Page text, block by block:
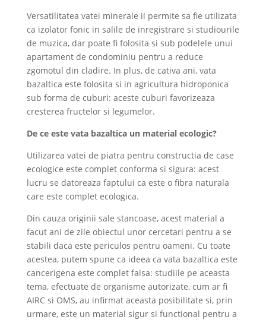
Versatilitatea vatei minerale ii permite sa fie utilizata
ca izolator fonic in salile de inregistrare si studiourile
de muzica, dar poate fi folosita si sub podelele unui
apartament de condominiu pentru a reduce
zgomotul din cladire. In plus, de cativa ani, vata
bazaltica este folosita si in agricultura hidroponica
sub forma de cuburi: aceste cuburi favorizeaza
cresterea fructelor si legumelor.
De ce este vata bazaltica un material ecologic?
Utilizarea vatei de piatra pentru constructia de case
ecologice este complet conforma si sigura: acest
lucru se datoreaza faptului ca este o fibra naturala
care este complet ecologica.
Din cauza originii sale stancoase, acest material a
facut ani de zile obiectul unor cercetari pentru a se
stabili daca este periculos pentru oameni. Cu toate
acestea, putem spune ca ideea ca vata bazaltica este
cancerigena este complet falsa: studiile pe aceasta
tema, efectuate de organisme autorizate, cum ar fi
AIRC si OMS, au infirmat aceasta posibilitate si, prin
urmare, este un material sigur si functional pentru a